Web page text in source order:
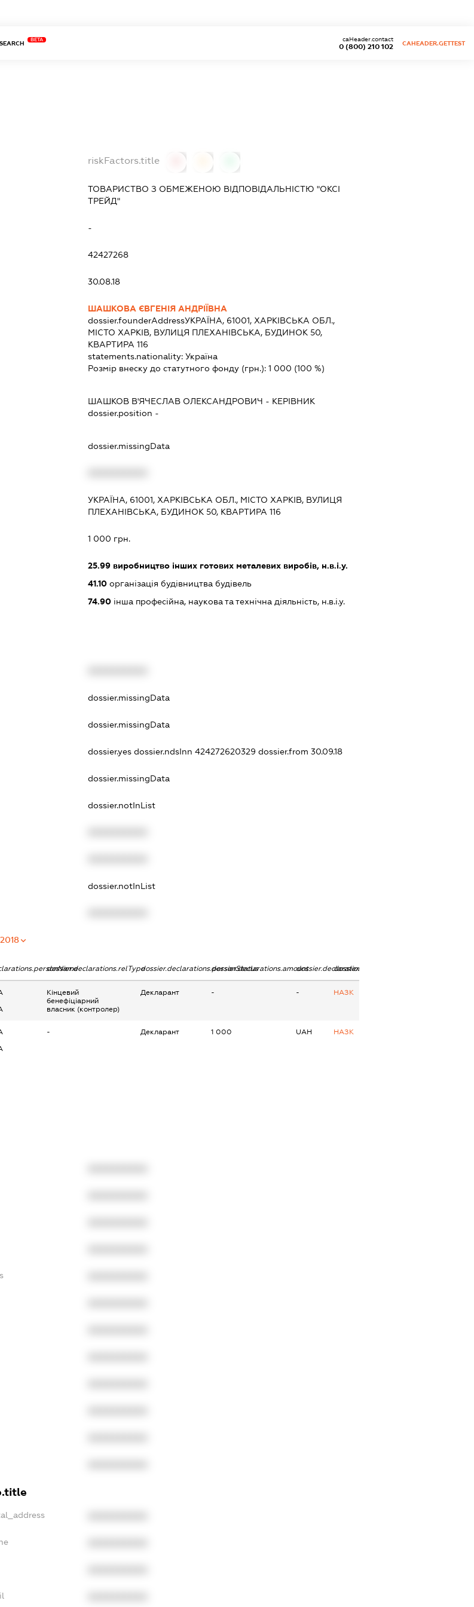
BETA
0 (800) 210 102
caHeader.contact
CAHEADER.GETTEST
riskFactors.title
ТОВАРИСТВО З ОБМЕЖЕНОЮ ВІДПОВІДАЛЬНІСТЮ "ОКСІ
ТРЕЙД"
-
42427268
30.08.18
ШАШКОВА ЄВГЕНІЯ АНДРІЇВНА
dossier.founderAddressУКРАЇНА, 61001, ХАРКІВСЬКА ОБЛ.,
МІСТО ХАРКІВ, ВУЛИЦЯ ПЛЕХАНІВСЬКА, БУДИНОК 50,
КВАРТИРА 116
statements.nationality: Україна
Розмір внеску до статутного фонду (грн.): 1 000 (100 %)
ШАШКОВ В'ЯЧЕСЛАВ ОЛЕКСАНДРОВИЧ - КЕРІВНИК
dossier.position -
dossier.missingData
УКРАЇНА, 61001, ХАРКІВСЬКА ОБЛ., МІСТО ХАРКІВ, ВУЛИЦЯ
ПЛЕХАНІВСЬКА, БУДИНОК 50, КВАРТИРА 116
1 000 грн.
25.99виробництво інших готових металевих виробів, н.в.і.у.
41.10організація будівництва будівель
74.90інша професійна, наукова та технічна діяльність, н.в.і.у.
dossier.missingData
dossier.missingData
dossier.yes dossier.ndsInn 424272620329 dossier.from 30.09.18
dossier.missingData
dossier.notInList
dossier.notInList
2018
dossier.declarations.relTypedossier.declarations.personStatusdossier.declarations.amountdossier.declarations.currency
dossier.declarations.source
Кінцевий
бенефіціарний
власник (контролер)
Декларант - - НАЗК
- Декларант 1 000 UAH НАЗК